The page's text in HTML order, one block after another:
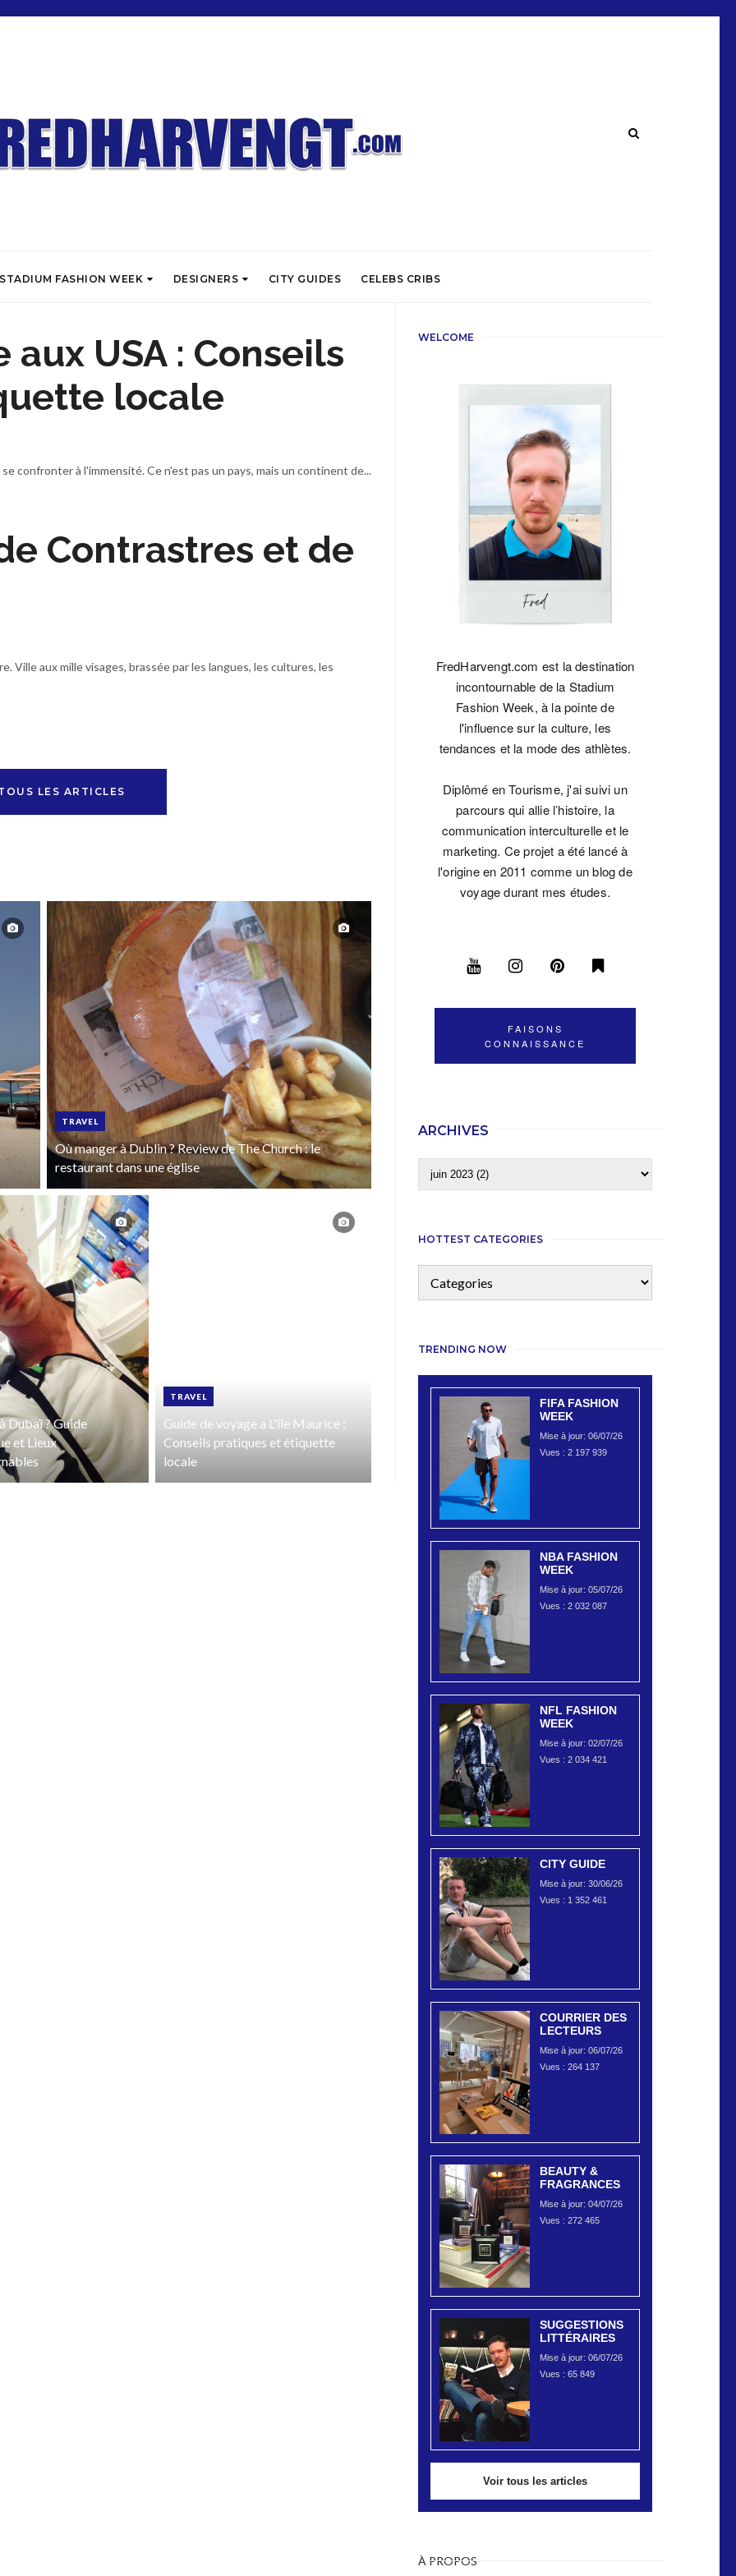
STADIUM FASHION WEEK DESIGNERS CITY GUIDES CELEBS CRIBS
USA : Conseils
locale
confronter à l'immensité. Ce n'est pas un pays, mais un continent de...
Contrastres et de
Ville aux mille visages, brassée par les langues, les cultures, les
LES ARTICLES
TRAVEL
Où manger à Dublin ? Review de The Church : le
restaurant dans une église
Dubaï ? Guide
et Lieux
TRAVEL
Guide de voyage a L'île Maurice :
Conseils pratiques et étiquette
locale
WELCOME
FredHarvengt.com est la destination
incontournable de la Stadium
Fashion Week, à la pointe de
l'influence sur la culture, les
tendances et la mode des athlètes.
Diplômé en Tourisme, j'ai suivi un
parcours qui allie l’histoire, la
communication interculturelle et le
marketing. Ce projet a été lancé à
l'origine en 2011 comme un blog de
voyage durant mes études.
FAISONS
CONNAISSANCE
ARCHIVES
HOTTEST CATEGORIES
TRENDING NOW
FIFA FASHION
WEEK
Mise à jour: 06/07/26
Vues : 2 197 939
NBA FASHION
WEEK
Mise à jour: 05/07/26
Vues : 2 032 087
NFL FASHION
WEEK
Mise à jour: 02/07/26
Vues : 2 034 421
CITY GUIDE
Mise à jour: 30/06/26
Vues : 1 352 461
COURRIER DES
LECTEURS
Mise à jour: 06/07/26
Vues : 264 137
BEAUTY &
FRAGRANCES
Mise à jour: 04/07/26
Vues : 272 465
SUGGESTIONS
LITTÉRAIRES
Mise à jour: 06/07/26
Vues : 65 849
Voir tous les articles
À PROPOS